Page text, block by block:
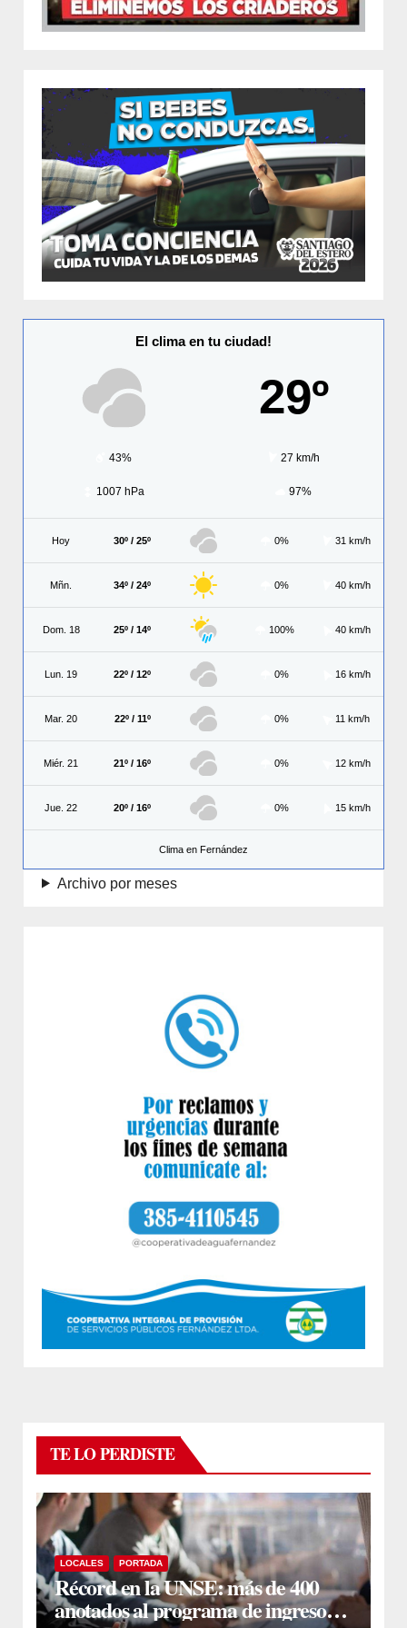
El clima en tu ciudad!
29º
43% 27 km/h
1007 hPa 97%
Hoy 30º / 25º 0% 31 km/h
Mñn. 34º / 24º 0% 40 km/h
Dom. 18 25º / 14º 100% 40 km/h
Lun. 19 22º / 12º 0% 16 km/h
Mar. 20 22º / 11º 0% 11 km/h
Miér. 21 21º / 16º 0% 12 km/h
Jue. 22 20º / 16º 0% 15 km/h
Clima en Fernández
Archivo por meses
TE LO PERDISTE
LOCALES PORTADA
Récord en la UNSE: más de 400
anotados al programa de ingreso